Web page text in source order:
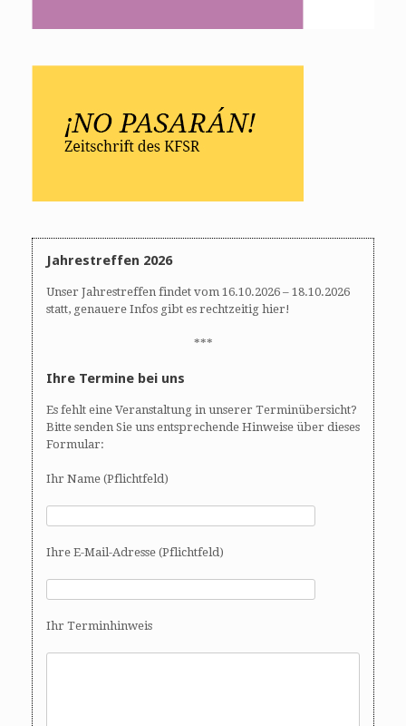
Jahrestreffen 2026
Unser Jahrestreffen findet vom 16.10.2026 – 18.10.2026
statt, genauere Infos gibt es rechtzeitig hier!
***
Ihre Termine bei uns
Es fehlt eine Veranstaltung in unserer Terminübersicht?
Bitte senden Sie uns entsprechende Hinweise über dieses
Formular:
Ihr Name (Pflichtfeld)
Ihre E-Mail-Adresse (Pflichtfeld)
Ihr Terminhinweis